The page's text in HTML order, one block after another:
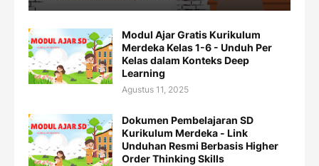
Modul Ajar Gratis Kurikulum
Merdeka Kelas 1-6 - Unduh Per
Kelas dalam Konteks Deep
Learning
Agustus 11, 2025
Dokumen Pembelajaran SD
Kurikulum Merdeka - Link
Unduhan Resmi Berbasis Higher
Order Thinking Skills